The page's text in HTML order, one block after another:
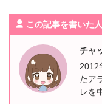
この記事を書いた人
チャ
2012
たア
レを